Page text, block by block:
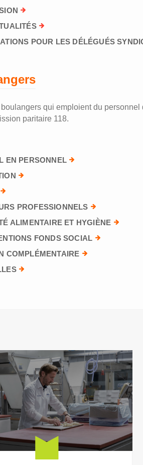
POUR LES DÉLÉGUÉS
qui emploient du
paritaire 118.
EN PERSONNEL
PROFESSIONNELS
ALIMENTAIRE ET HYGIÈNE
FONDS SOCIAL
COMPLÉMENTAIRE